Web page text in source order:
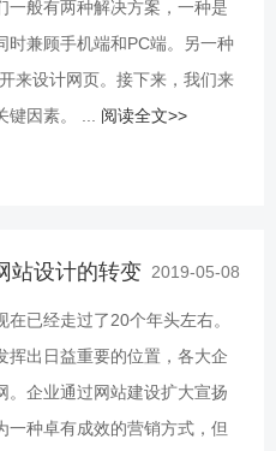
一般有两种解决方案，一种是
时兼顾手机端和PC端。另一种
来设计网页。接下来，我们来
键因素。 ... 阅读全文>>
站设计的转变 2019-05-08
已经走过了20个年头左右。
挥出日益重要的位置，各大企
。企业通过网站建设扩大宣扬
一种卓有成效的营销方式，但